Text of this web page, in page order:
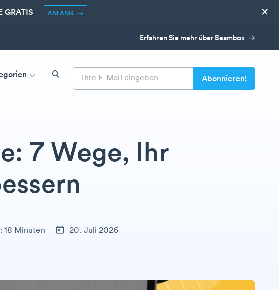
GRATIS ANFANG ×
Erfahren Sie mehr über Beambox
7 Wege, Ihr
18 Minuten 20. Juli 2026